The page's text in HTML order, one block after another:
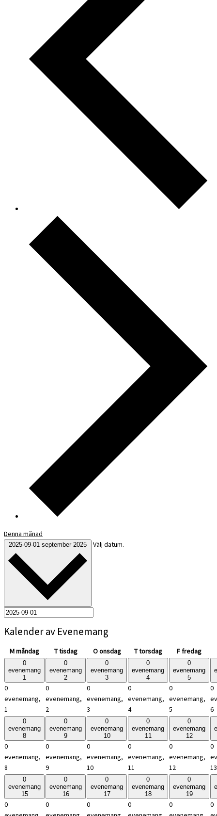
Denna månad
2025-09-01 september 2025 Välj datum.
Kalender av Evenemang
Mmåndag Ttisdag Oonsdag Ttorsdag Ffredag
0
evenemang
1
0
evenemang,
1
0
evenemang
2
0
evenemang,
2
0
evenemang
3
0
evenemang,
3
0
evenemang
4
0
evenemang,
4
0
evenemang
5
0
evenemang,
5
0
6
0
evenemang
8
0
evenemang,
8
0
evenemang
9
0
evenemang,
9
0
evenemang
10
0
evenemang,
10
0
evenemang
11
0
evenemang,
11
0
evenemang
12
0
evenemang,
12
0
13
0
evenemang
15
0
0
evenemang
16
0
0
evenemang
17
0
0
evenemang
18
0
0
evenemang
19
0
0